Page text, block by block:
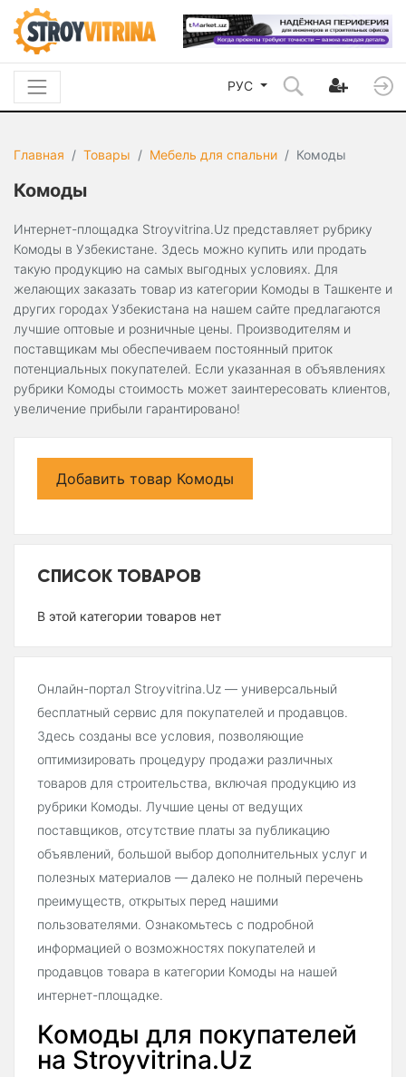
РУС
Главная Товары Мебель для спальни Комоды
Комоды
Интернет-площадка Stroyvitrina.Uz представляет рубрику
Комоды в Узбекистане. Здесь можно купить или продать
такую продукцию на самых выгодных условиях. Для
желающих заказать товар из категории Комоды в Ташкенте и
других городах Узбекистана на нашем сайте предлагаются
лучшие оптовые и розничные цены. Производителям и
поставщикам мы обеспечиваем постоянный приток
потенциальных покупателей. Если указанная в объявлениях
рубрики Комоды стоимость может заинтересовать клиентов,
увеличение прибыли гарантировано!
Добавить товар Комоды
СПИСОК ТОВАРОВ
В этой категории товаров нет
Онлайн-портал Stroyvitrina.Uz — универсальный
бесплатный сервис для покупателей и продавцов.
Здесь созданы все условия, позволяющие
оптимизировать процедуру продажи различных
товаров для строительства, включая продукцию из
рубрики Комоды. Лучшие цены от ведущих
поставщиков, отсутствие платы за публикацию
объявлений, большой выбор дополнительных услуг и
полезных материалов — далеко не полный перечень
преимуществ, открытых перед нашими
пользователями. Ознакомьтесь с подробной
информацией о возможностях покупателей и
продавцов товара в категории Комоды на нашей
интернет-площадке.
Комоды для покупателей
на Stroyvitrina.Uz